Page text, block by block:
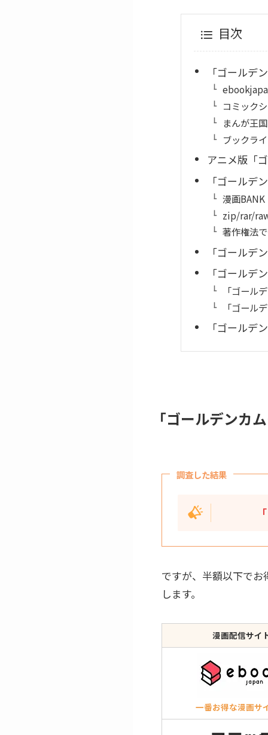
目次
「ゴールデ
コミック
まんが王
ブックラ
アニメ版「
「ゴールデ
漫画
zip/rar/
著作権法
「ゴールデ
「ゴールデ
「ゴール
「ゴール
「ゴールデ
「ゴールデンカ
調査した結果
ですが、半額以下で
します。
漫画配信サイ
一番お得な漫画サ